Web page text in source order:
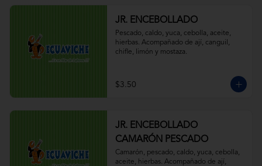
JR. ENCEBOLLADO
Pescado, caldo, yuca, cebolla, aceite,
hierbas. Acompañado de ají, canguil,
chifle, limón y mostaza.
$3.50
JR. ENCEBOLLADO
CAMARÓN PESCADO
Camarón, pescado, caldo, yuca, cebolla,
aceite, hierbas. Acompañado de ají,